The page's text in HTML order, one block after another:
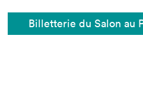
Billetterie du Salon au